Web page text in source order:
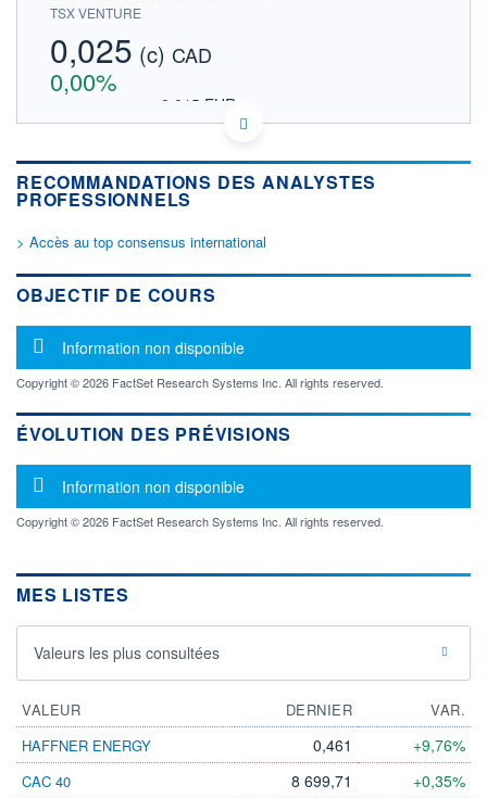
TSX VENTURE
0,025 (c) CAD
0,00%
0,015 EUR
DONNÉES TEMPS DIFFÉRÉ
Politique d'exécution
Cotation sur les autres places
OUVERTURE CLÔTURE VEILLE
0,000
0
VALORISATION DERNIER ÉCHANGE
LIMITE À LA
BAISSE
0,000
LIMITE À LA
HAUSSE
0,000
ESTIMÉ 2026
-
2026
-
DIVIDENDE
0,00 CAD
DERNIER
DIVIDENDE
ÉLIGIBILITÉ
Non éligible
Boursobank
+ PORTEFEUILLE + LISTE
RECOMMANDATIONS DES ANALYSTES
PROFESSIONNELS
> Accès au top consensus international
OBJECTIF DE COURS
Message d'information
Information non disponible
Copyright © 2026 FactSet Research Systems Inc. All rights reserved.
ÉVOLUTION DES PRÉVISIONS
Message d'information
Information non disponible
Copyright © 2026 FactSet Research Systems Inc. All rights reserved.
MES LISTES
Valeurs les plus consultées
VALEUR DERNIER
VAR.
HAFFNER ENERGY
0,461 +9,76%
CAC 40 8 699,71 +0,35%